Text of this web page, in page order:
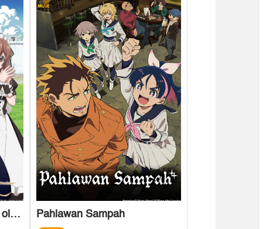
Pertahanan Wilayah Seru oleh Tuan Tanah Santai: Membuat Desa Tanpa Nama Menjadi Kota Benteng Terkuat dengan Sihir Produksi Pahlawan Sampah